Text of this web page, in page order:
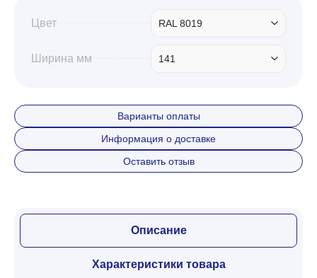
Другие товары
Цвет RAL 8019
Ширина мм 141
Варианты оплаты
Информация о доставке
Оставить отзыв
Описание
Характеристики товара